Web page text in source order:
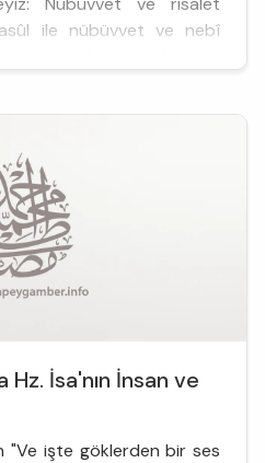
ile nübüvvet ve nebî
İsa'nın İnsan ve
"Ve işte göklerden bir ses